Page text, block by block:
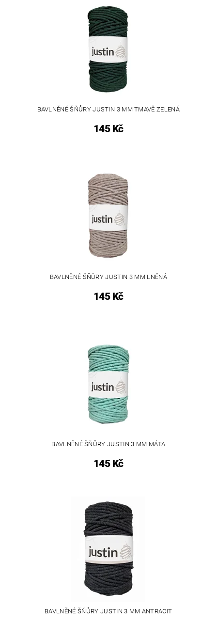
BAVLNĚNÉ ŠŇŮRY JUSTIN 3 MM TMAVĚ ZELENÁ
145 Kč
BAVLNĚNÉ ŠŇŮRY JUSTIN 3 MM LNĚNÁ
145 Kč
BAVLNĚNÉ ŠŇŮRY JUSTIN 3 MM MÁTA
145 Kč
BAVLNĚNÉ ŠŇŮRY JUSTIN 3 MM ANTRACIT